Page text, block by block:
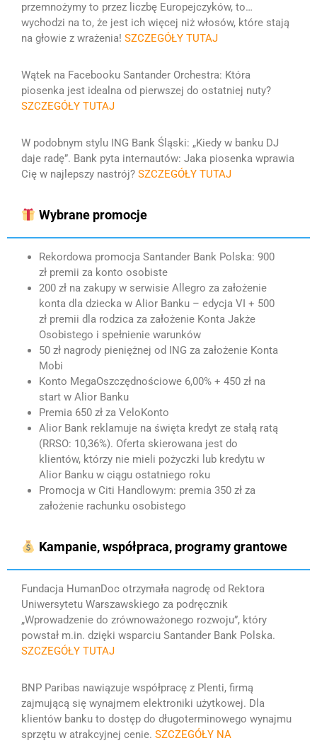
przemnożymy to przez liczbę Europejczyków, to…
wychodzi na to, że jest ich więcej niż włosów, które stają
na głowie z wrażenia! SZCZEGÓŁY TUTAJ
Wątek na Facebooku Santander Orchestra: Która
piosenka jest idealna od pierwszej do ostatniej nuty?
SZCZEGÓŁY TUTAJ
W podobnym stylu ING Bank Śląski: „Kiedy w banku DJ
daje radę”. Bank pyta internautów: Jaka piosenka wprawia
Cię w najlepszy nastrój? SZCZEGÓŁY TUTAJ
Wybrane promocje
Rekordowa promocja Santander Bank Polska: 900
zł premii za konto osobiste
200 zł na zakupy w serwisie Allegro za założenie
konta dla dziecka w Alior Banku – edycja VI + 500
zł premii dla rodzica za założenie Konta Jakże
Osobistego i spełnienie warunków
50 zł nagrody pieniężnej od ING za założenie Konta
Mobi
Konto MegaOszczędnościowe 6,00% + 450 zł na
start w Alior Banku
Premia 650 zł za VeloKonto
Alior Bank reklamuje na święta kredyt ze stałą ratą
(RRSO: 10,36%). Oferta skierowana jest do
klientów, którzy nie mieli pożyczki lub kredytu w
Alior Banku w ciągu ostatniego roku
Promocja w Citi Handlowym: premia 350 zł za
założenie rachunku osobistego
Kampanie, współpraca, programy grantowe
Fundacja HumanDoc otrzymała nagrodę od Rektora
Uniwersytetu Warszawskiego za podręcznik
„Wprowadzenie do zrównoważonego rozwoju”, który
powstał m.in. dzięki wsparciu Santander Bank Polska.
SZCZEGÓŁY TUTAJ
BNP Paribas nawiązuje współpracę z Plenti, firmą
zajmującą się wynajmem elektroniki użytkowej. Dla
klientów banku to dostęp do długoterminowego wynajmu
sprzętu w atrakcyjnej cenie. SZCZEGÓŁY NA